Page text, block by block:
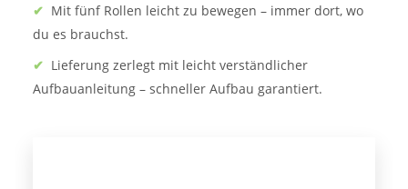
✔ Mit fünf Rollen leicht zu bewegen – immer dort, wo
du es brauchst.
✔ Lieferung zerlegt mit leicht verständlicher
Aufbauanleitung – schneller Aufbau garantiert.